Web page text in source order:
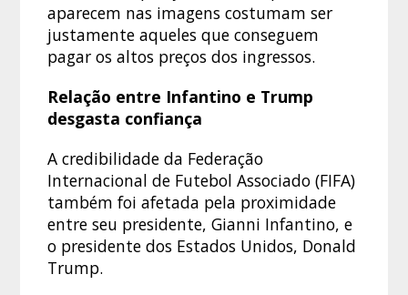
aparecem nas imagens costumam ser
justamente aqueles que conseguem
pagar os altos preços dos ingressos.
Relação entre Infantino e Trump
desgasta confiança
A credibilidade da Federação
Internacional de Futebol Associado (FIFA)
também foi afetada pela proximidade
entre seu presidente, Gianni Infantino, e
o presidente dos Estados Unidos, Donald
Trump.